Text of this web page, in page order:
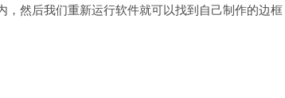
，然后我们重新运行软件就可以找到自己制作的边框